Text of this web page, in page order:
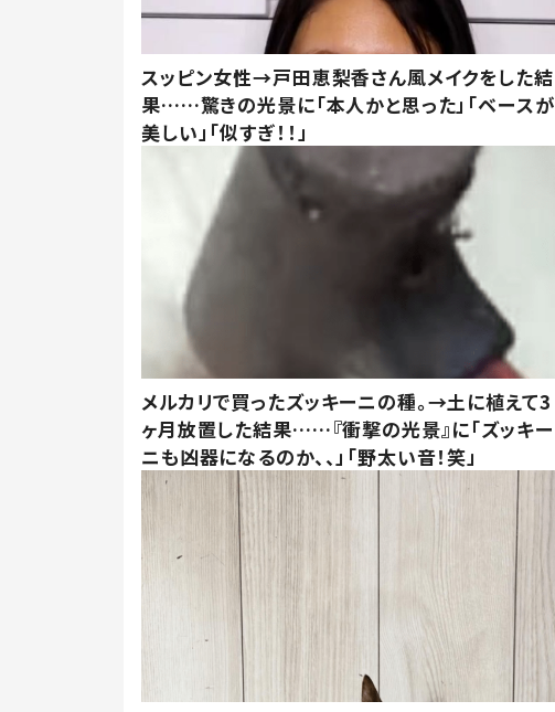
スッピン女性→戸田恵梨香さん風メイクをした結
果……驚きの光景に「本人かと思った」「ベースが
美しい」「似すぎ！！」
メルカリで買ったズッキーニの種。→土に植えて3
ヶ月放置した結果……『衝撃の光景』に「ズッキー
ニも凶器になるのか、、」「野太い音！笑」